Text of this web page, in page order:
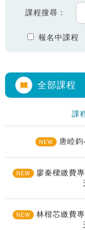
課程搜尋：
報名中課程
全部課程
課
NEW 唐睦
NEW
廖秦樑繳費
NEW
林楷芯繳費